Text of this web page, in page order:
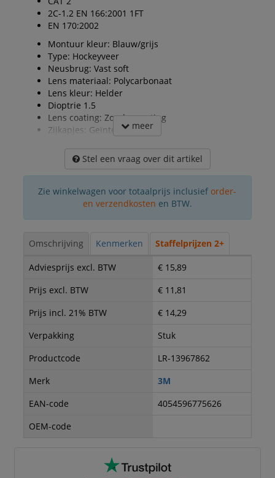
2C-1.2 EN 166:2001 1FT
EN 170:2002
Montuur kleur: Blauw/grijs
Type: Hockeyveer
Neusbrug: Vast soft
Lens materiaal: Polycarbonaat
Lens kleur: Helder
Dioptrie 1.5
Lens coating: Zonder coating
Zijkapjes: Geïntegreerdmeer
Stel een vraag over dit artikel
Zie winkelwagen voor totaalprijs inclusief order-
en verzendkosten en BTW.
Omschrijving Kenmerken Staffelprijzen 2+
Adviesprijs excl. BTW
€ 15,89
Prijs excl. BTW
€ 11,81
Prijs incl. 21% BTW
€ 14,29
Verpakking
Stuk
Productcode
LR-13967862
Merk
3M
EAN-code
4054596775626
OEM-code